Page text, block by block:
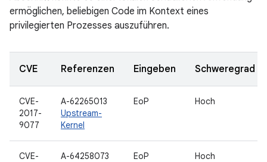
ermöglichen, beliebigen Code im Kontext eines
privilegierten Prozesses auszuführen.
CVE Referenzen Eingeben Schweregrad
CVE-
2017-
9077
A-62265013
Upstream-
Kernel
EoP Hoch
CVE-
A-64258073
EoP Hoch